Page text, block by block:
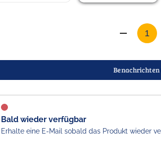
Benachrichten
Bald wieder verfügbar
Erhalte eine E-Mail sobald das Produkt wieder